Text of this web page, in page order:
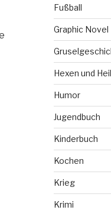
Fußball
Graphic Novel
Hexen und
Humor
Jugendbuch
Kinderbuch
Kochen
Krieg
Krimi